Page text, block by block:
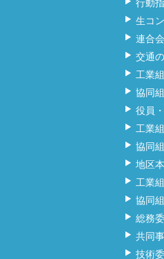
行動
生コ
連合
交通
工業
協同
役員
工業
協同
地区
工業
協同
総務
共同
技術